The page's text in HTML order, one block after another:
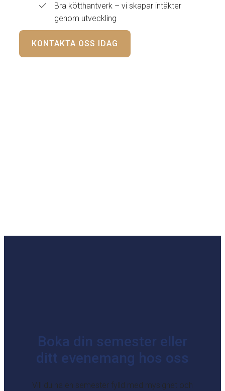
Bra kötthantverk – vi skapar intäkter
genom utveckling
KONTAKTA OSS IDAG
Boka din semester eller
ditt evenemang hos oss
Vill du ha en semester fylld med mysighet och